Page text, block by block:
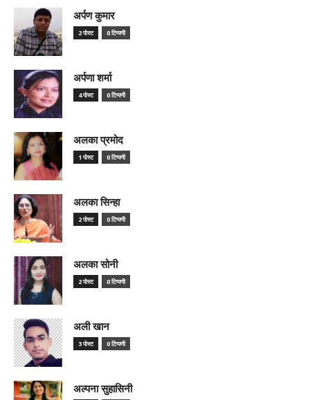
अर्पण कुमार
2 पोस्ट 0 टिप्पणी
अर्पणा शर्मा
4 पोस्ट 0 टिप्पणी
अलका प्रमोद
1 पोस्ट 0 टिप्पणी
अलका सिन्हा
2 पोस्ट 0 टिप्पणी
अलका सोनी
2 पोस्ट 0 टिप्पणी
अली खान
3 पोस्ट 0 टिप्पणी
अल्पना सुहासिनी